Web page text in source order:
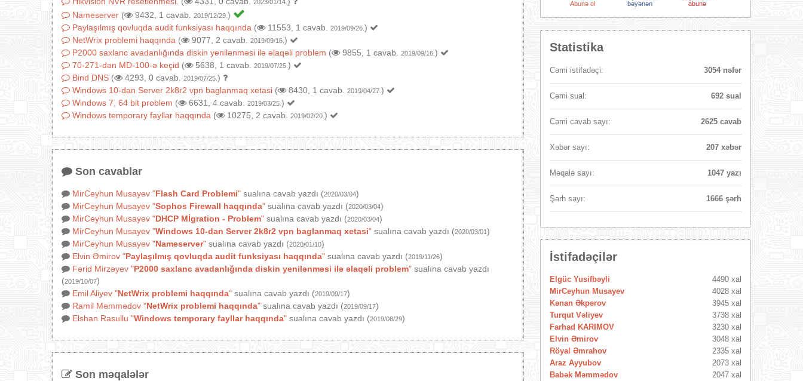
2023/01/14.
Nameserver ( 9432, 1 cavab. 2019/12/29. )
Paylaşılmış qovluqda audit funksiyası haqqında ( 11553, 1 cavab. 2019/09/26. )
NetWrix problemi haqqında ( 9077, 2 cavab. 2019/09/16. )
P2000 saxlanc avadanlığında diskin yenilənməsi ilə əlaqəli problem ( 9855, 1 cavab. 2019/09/16. )
70-271-dən MD-100-ə keçid ( 5638, 1 cavab. 2019/07/25. )
Bind DNS ( 4293, 0 cavab. 2019/07/25. )
Windows 10-dan Server 2k8r2 vpn baglanmaq xetasi ( 8430, 1 cavab. 2019/04/27. )
Windows 7, 64 bit problem ( 6631, 4 cavab. 2019/03/25. )
Windows temporary fayllar haqqında ( 10275, 2 cavab. 2019/02/20. )
Son cavablar
MirCeyhun Musayev "Flash Card Problemi" sualına cavab yazdı (2020/03/04)
MirCeyhun Musayev "Sophos Firewall haqqında" sualına cavab yazdı (2020/03/04)
MirCeyhun Musayev "DHCP Mİgration - Problem" sualına cavab yazdı (2020/03/04)
MirCeyhun Musayev "Windows 10-dan Server 2k8r2 vpn baglanmaq xetasi" sualına cavab yazdı (2020/03/01)
MirCeyhun Musayev "Nameserver" sualına cavab yazdı (2020/01/10)
Elvin Əmirov "Paylaşılmış qovluqda audit funksiyası haqqında" sualına cavab yazdı (2019/11/26)
Fərid Mirzəyev "P2000 saxlanc avadanlığında diskin yenilənməsi ilə əlaqəli problem" sualına cavab yazdı
(2019/10/07)
Emil Aliyev "NetWrix problemi haqqında" sualına cavab yazdı (2019/09/17)
Ramil Məmmədov "NetWrix problemi haqqında" sualına cavab yazdı (2019/09/17)
Elshan Rasullu "Windows temporary fayllar haqqında" sualına cavab yazdı (2019/08/29)
Son məqalələr
Abunə ol bəyənən abunə
Statistika
Cəmi istifadəçi: 3054 nəfər
Cəmi sual: 692 sual
Cəmi cavab sayı: 2625 cavab
Xəbər sayı: 207 xəbər
Məqalə sayı: 1047 yazı
Şərh sayı: 1666 şərh
İstifadəçilər
Elgüc Yusifbəyli
4490 xal
MirCeyhun Musayev
4028 xal
Kənan Əkpərov
3945 xal
Turqut Vəliyev
3738 xal
Farhad KARIMOV
3230 xal
Elvin Əmirov
3048 xal
Röyal Əmrahov
2335 xal
Araz Ayyubov
2073 xal
Babək Məmmədov
2047 xal